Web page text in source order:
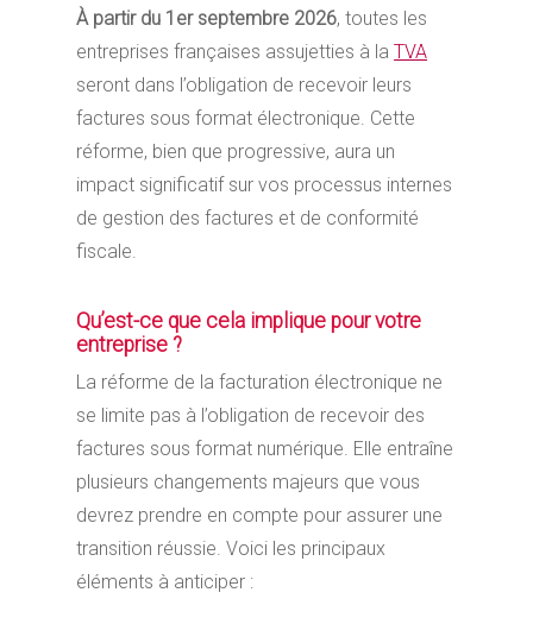
À partir du 1er septembre 2026, toutes les
entreprises françaises assujetties à laTVA
seront dans l’obligation de recevoir leurs
factures sous format électronique. Cette
réforme, bien que progressive, aura un
impact significatif sur vos processus internes
de gestion des factures et de conformité
fiscale.
Qu’est-ce que cela implique pour votre
entreprise ?
La réforme de la facturation électronique ne
se limite pas à l’obligation de recevoir des
factures sous format numérique. Elle entraîne
plusieurs changements majeurs que vous
devrez prendre en compte pour assurer une
transition réussie. Voici les principaux
éléments à anticiper :